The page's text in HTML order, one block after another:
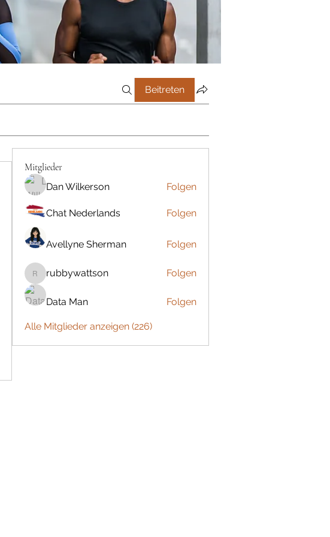
Beitreten
Mitglieder
Dan Wilkerson Folgen
Chat Nederlands Folgen
Avellyne Sherman Folgen
rubbywattson
rubbywattson Folgen
Data Man Folgen
Alle Mitglieder anzeigen (226)